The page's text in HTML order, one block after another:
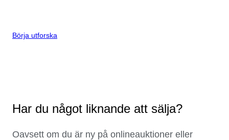
Börja utforska
Har du något liknande att sälja?
Oavsett om du är ny på onlineauktioner eller